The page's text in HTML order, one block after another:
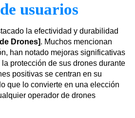
usuarios
la efectividad y durabilidad
Drones]. Muchos mencionan
han notado mejoras significativas
protección de sus drones durante
positivas se centran en su
que lo convierte en una elección
operador de drones